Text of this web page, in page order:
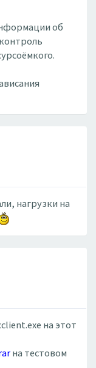
об
нагрузки на
на этот
на тестовом